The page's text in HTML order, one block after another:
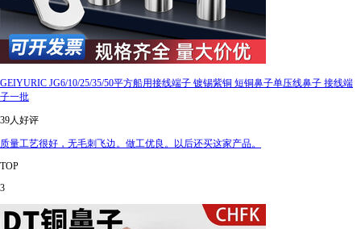
GEIYURIC JG6/10/25/35/50平方船用接线端子 镀锡紫铜 短铜鼻子单压线鼻子 接线端
子一批
39人好评
质量工艺很好，无毛刺飞边。做工优良。以后还买这家产品。
TOP
3